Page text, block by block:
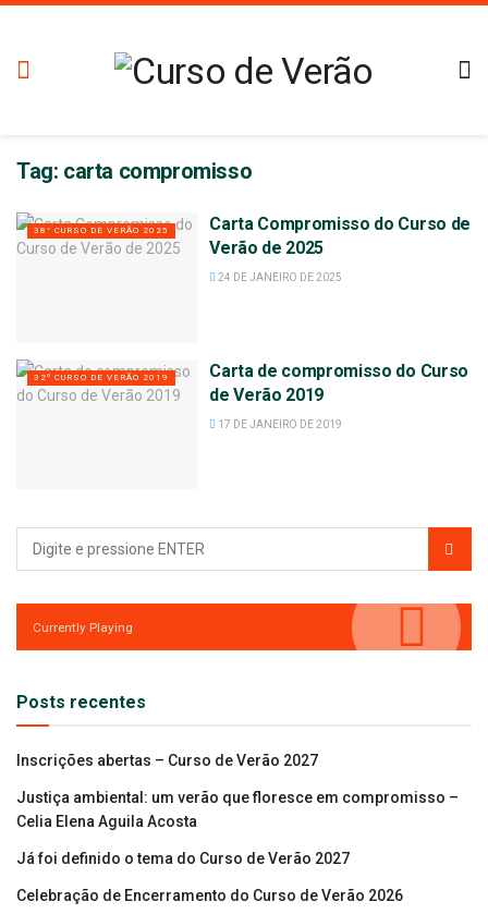
Tag: carta compromisso
38° CURSO DE VERÃO 2025
Carta Compromisso do Curso de
Verão de 2025
24 DE JANEIRO DE 2025
32º CURSO DE VERÃO 2019
Carta de compromisso do Curso
de Verão 2019
17 DE JANEIRO DE 2019
Currently Playing
Posts recentes
Inscrições abertas – Curso de Verão 2027
Justiça ambiental: um verão que floresce em compromisso –
Celia Elena Aguila Acosta
Já foi definido o tema do Curso de Verão 2027
Celebração de Encerramento do Curso de Verão 2026